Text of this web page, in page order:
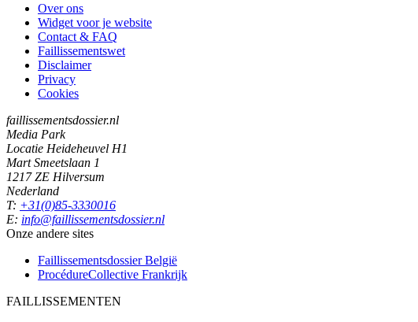
Over ons
Widget voor je website
Contact & FAQ
Faillissementswet
Disclaimer
Privacy
Cookies
faillissementsdossier.nl
Media Park
Locatie Heideheuvel H1
Mart Smeetslaan 1
1217 ZE Hilversum
Nederland
T: +31(0)85-3330016
E: info@faillissementsdossier.nl
Onze andere sites
Faillissementsdossier België
ProcédureCollective Frankrijk
FAILLISSEMENTEN